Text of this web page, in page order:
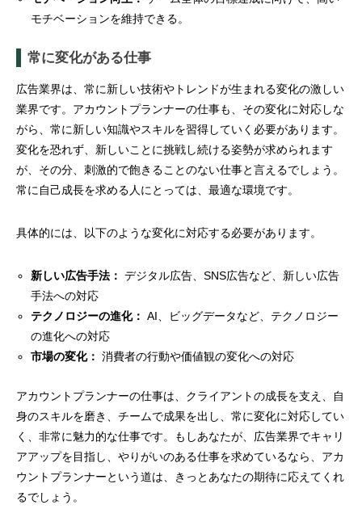
モチベーションを維持できる。
常に変化がある仕事
広告業界は、常に新しい技術やトレンドが生まれる変化の激しい
業界です。アカウントプランナーの仕事も、その変化に対応しな
がら、常に新しい知識やスキルを習得していく必要があります。
変化を恐れず、新しいことに挑戦し続ける姿勢が求められます
が、その分、刺激的で飽きることのない仕事と言えるでしょう。
常に自己成長を求める人にとっては、最適な環境です。
具体的には、以下のような変化に対応する必要があります。
新しい広告手法： デジタル広告、SNS広告など、新しい広告
手法への対応
テクノロジーの進化： AI、ビッグデータなど、テクノロジー
の進化への対応
市場の変化： 消費者の行動や価値観の変化への対応
アカウントプランナーの仕事は、クライアントの成長を支え、自
身のスキルを磨き、チームで成果を出し、常に変化に対応してい
く、非常に魅力的な仕事です。もしあなたが、広告業界でキャリ
アアップを目指し、やりがいのある仕事を求めているなら、アカ
ウントプランナーという道は、きっとあなたの期待に応えてくれ
るでしょう。